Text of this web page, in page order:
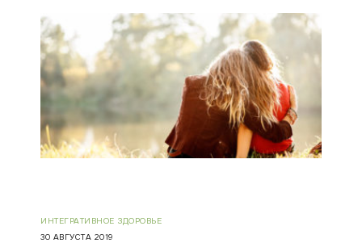
ИНТЕГРАТИВНОЕ ЗДОРОВЬЕ
30 АВГУСТА 2019